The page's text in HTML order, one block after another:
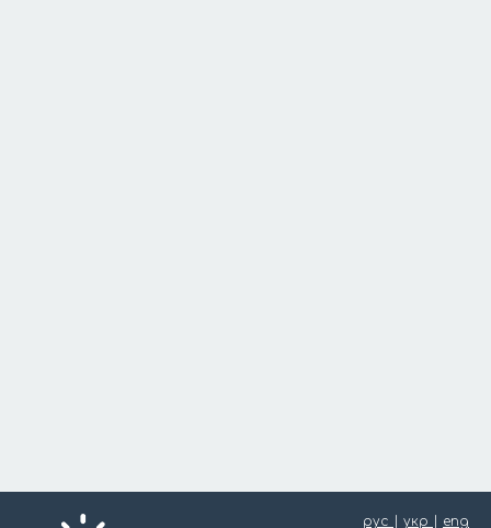
рус укр eng